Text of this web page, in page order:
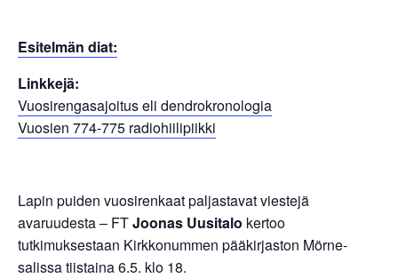
Esitelmän diat:
Linkkejä:
Vuosirengasajoitus eli dendrokronologia
Vuosien 774-775 radiohiilipiikki
Lapin puiden vuosirenkaat paljastavat viestejä
avaruudesta – FTJoonas Uusitalo kertoo
tutkimuksestaan Kirkkonummen pääkirjaston Mörne-
salissa tiistaina 6.5. klo 18.